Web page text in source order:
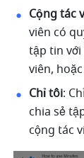
Cộng tác
viên có
tập tin với
viên,
Chỉ tôi:
chia sẻ
cộng tác